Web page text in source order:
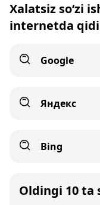
Xalatsiz so‘zi
internetda
Google
Яндекс
Bing
Oldingi 10 ta